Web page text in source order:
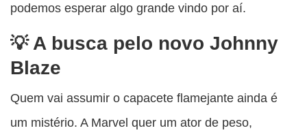
podemos esperar algo grande vindo por aí.
A busca pelo novo Johnny
Blaze
Quem vai assumir o capacete flamejante ainda é
um mistério. A Marvel quer um ator de peso,